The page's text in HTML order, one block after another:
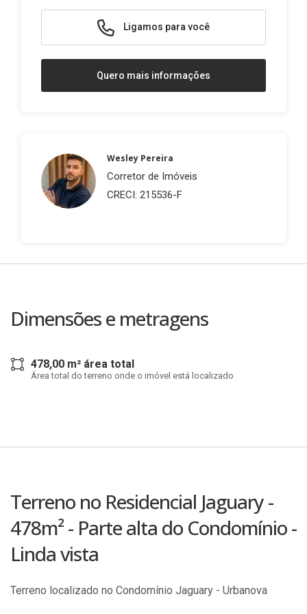
Ligamos para você
Quero mais informações
Wesley Pereira
Corretor de Imóveis
CRECI: 215536-F
Dimensões e metragens
478,00 m² área total
Área total do terreno onde o imóvel está localizado
Terreno no Residencial Jaguary -
478m² - Parte alta do Condomínio -
Linda vista
Terreno localizado no Condomínio Jaguary - Urbanova